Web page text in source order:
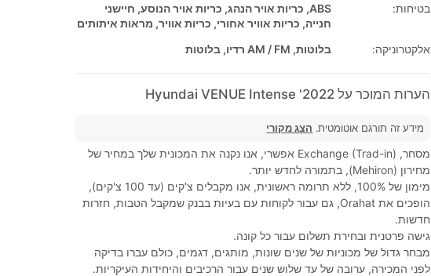
בטיחות:
ABS, כריות אויר הנהג, כריות אויר הנוסע, חיישני
חנייה, כריות אוויר אחורי, כריות אוויר, מראות איתותים
אלקטרוניקה:
בלוטות, AM / FM רדיו, בלוטות
הערות המוכר על 2022' Hyundai VENUE Intense
מידע זה תורגם אוטומטית. הצג מקורי
מסחר, Exchange (Trad-in) אפשרי, אנו נקנה את המכונית שלך במחיר של
מחירון (Mehiron), בתמורה לחדש יותר.
מימון של 100%, ללא תרומה ראשונית, אנו מקבלים צ'קים (עד 100 צ'קים),
הופכים את Orahat, גם עבור לקוחות עם בעיות בבנק שמקבל הטבות, חזרות
חדשות.
גישה פרטנית ובחירת תשלום עבור כל קונה.
מבחר גדול של מכוניות של שנים שונות, מותגים, דגמים, כולם עברו בדיקה
לפני המכירה, ערובה של עד שלוש שנים עבור הרכיבים והיחידות העיקריות.